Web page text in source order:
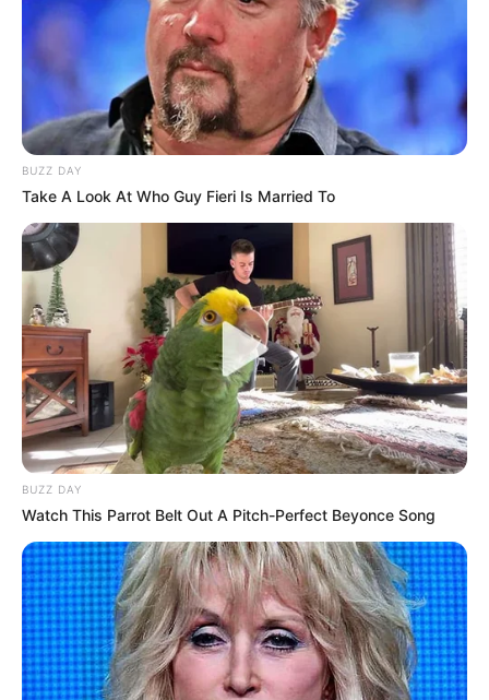
BUZZ DAY
Take A Look At Who Guy Fieri Is Married To
BUZZ DAY
Watch This Parrot Belt Out A Pitch-Perfect Beyonce Song